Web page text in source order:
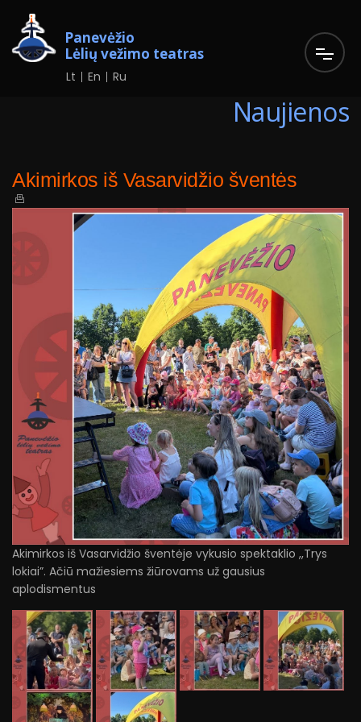
Panevėžio
Lėlių vežimo teatras
Lt En Ru
Naujienos
Akimirkos iš Vasarvidžio šventės
Akimirkos iš Vasarvidžio šventėje vykusio spektaklio ,,Trys
lokiai”. Ačiū mažiesiems žiūrovams už gausius
aplodismentus